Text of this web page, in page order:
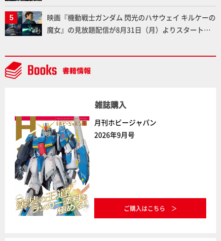
ー塗料の未来についてインタビュー！
映画『機動戦士ガンダム 閃光のハサウェイ キルケーの
魔女』の見放題配信が8月31日（月）よりスタート！
雑誌購入
月刊ホビージャパン
2026年9月号
ご購入はこちら